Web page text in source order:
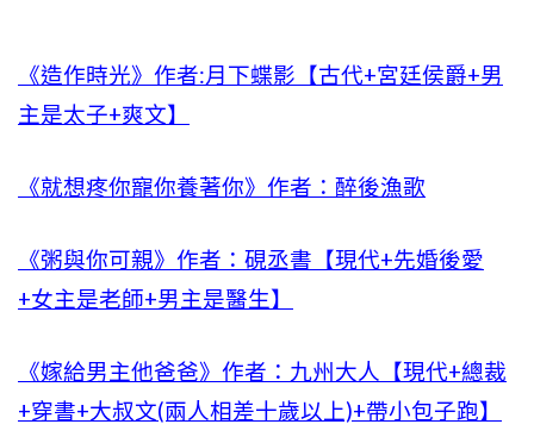
《造作時光》作者:月下蝶影【古代+宮廷侯爵+男
主是太子+爽文】
《就想疼你寵你養著你》作者：醉後漁歌
《粥與你可親》作者：硯丞書【現代+先婚後愛
+女主是老師+男主是醫生】
《嫁給男主他爸爸》作者：九州大人【現代+總裁
+穿書+大叔文(兩人相差十歲以上)+帶小包子跑】